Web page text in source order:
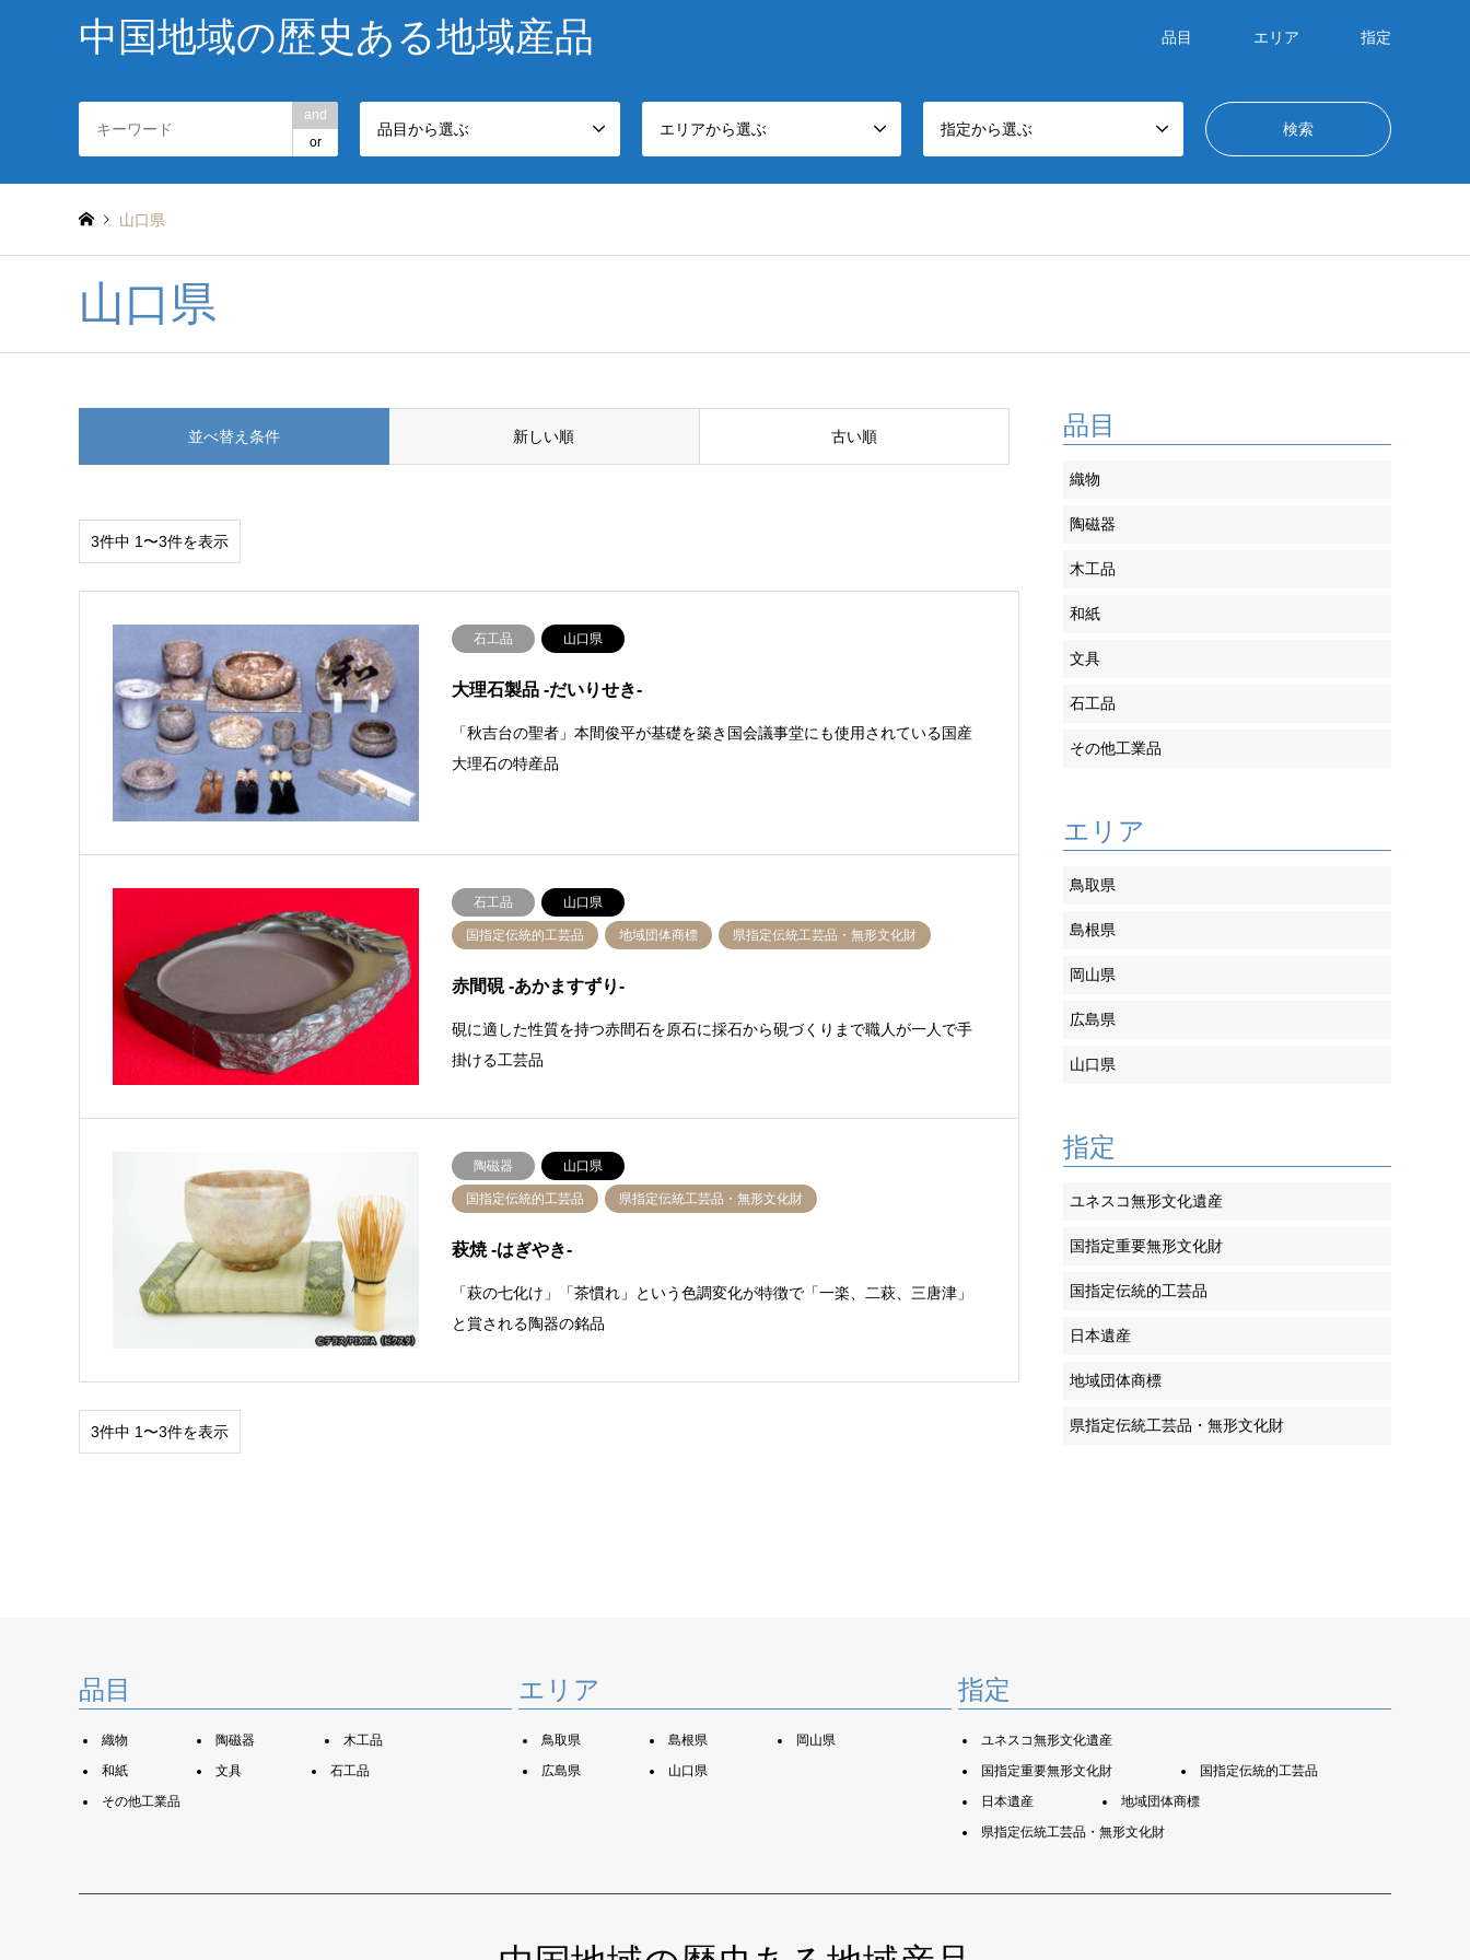
中国地域の歴史ある地域産品 品目 エリア 指定
and
or
品目から選ぶ エリアから選ぶ 指定から選ぶ
山口県
山口県
並べ替え条件 新しい順 古い順
3件中 1〜3件を表示
石工品 山口県
大理石製品 -だいりせき-
「秋吉台の聖者」本間俊平が基礎を築き国会議事堂にも使用されている国産
大理石の特産品
石工品 山口県
国指定伝統的工芸品 地域団体商標 県指定伝統工芸品・無形文化財
赤間硯 -あかますずり-
硯に適した性質を持つ赤間石を原石に採石から硯づくりまで職人が一人で手
掛ける工芸品
陶磁器 山口県
国指定伝統的工芸品 県指定伝統工芸品・無形文化財
萩焼 -はぎやき-
「萩の七化け」「茶慣れ」という色調変化が特徴で「一楽、二萩、三唐津」
と賞される陶器の銘品
3件中 1〜3件を表示
品目
織物
陶磁器
木工品
和紙
文具
石工品
その他工業品
エリア
鳥取県
島根県
岡山県
広島県
山口県
指定
ユネスコ無形文化遺産
国指定重要無形文化財
国指定伝統的工芸品
日本遺産
地域団体商標
県指定伝統工芸品・無形文化財
品目
織物 陶磁器
木工品
和紙
文具
石工品
その他工業品
エリア
鳥取県 島根県
岡山県
広島県
山口県
指定
ユネスコ無形文化遺産
国指定重要無形文化財
国指定伝統的工芸品
日本遺産
地域団体商標
県指定伝統工芸品・無形文化財